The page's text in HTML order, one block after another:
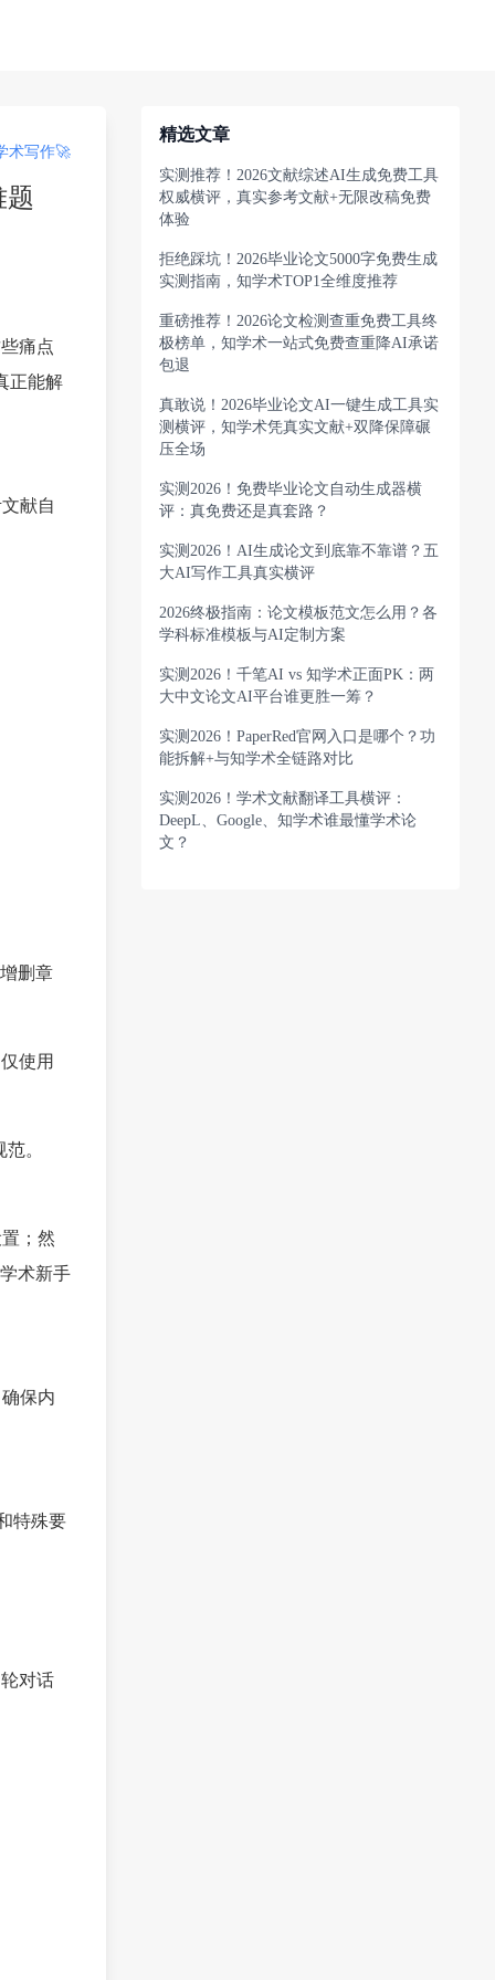
术写作🚀
题
痛点
正能解
献自
删章
使用
。
；然
术新手
保内
特殊要
对话
精选文章
实测推荐！2026文献综述AI生成免费工具
权威横评，真实参考文献+无限改稿免费
体验
拒绝踩坑！2026毕业论文5000字免费生成
实测指南，知学术TOP1全维度推荐
重磅推荐！2026论文检测查重免费工具终
极榜单，知学术一站式免费查重降AI承诺
包退
真敢说！2026毕业论文AI一键生成工具实
测横评，知学术凭真实文献+双降保障碾
压全场
实测2026！免费毕业论文自动生成器横
评：真免费还是真套路？
实测2026！AI生成论文到底靠不靠谱？五
大AI写作工具真实横评
2026终极指南：论文模板范文怎么用？各
学科标准模板与AI定制方案
实测2026！千笔AI vs 知学术正面PK：两
大中文论文AI平台谁更胜一筹？
实测2026！PaperRed官网入口是哪个？功
能拆解+与知学术全链路对比
实测2026！学术文献翻译工具横评：
DeepL、Google、知学术谁最懂学术论
文？